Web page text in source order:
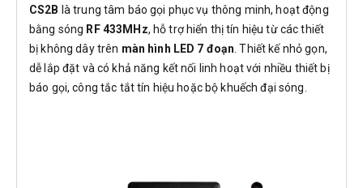
CS2B là trung tâm báo gọi phục vụ thông minh, hoạt động
bằng sóng RF 433MHz, hỗ trợ hiển thị tín hiệu từ các thiết
bị không dây trên màn hình LED 7 đoạn . Thiết kế nhỏ gọn,
dễ lắp đặt và có khả năng kết nối linh hoạt với nhiều thiết bị
báo gọi, công tắc tắt tín hiệu hoặc bộ khuếch đại sóng.